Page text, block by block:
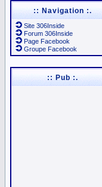
:: Navigation :.
Site 306Inside
Forum 306Inside
Page Facebook
Groupe Facebook
:: Pub :.